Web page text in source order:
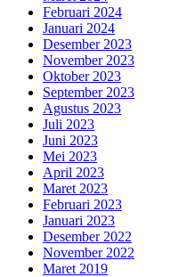
Februari 2024
Januari 2024
Desember 2023
November 2023
Oktober 2023
September 2023
Agustus 2023
Juli 2023
Juni 2023
Mei 2023
April 2023
Maret 2023
Februari 2023
Januari 2023
Desember 2022
November 2022
Maret 2019